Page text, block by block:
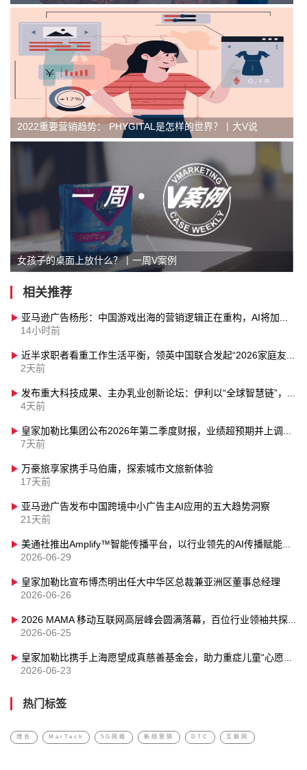
2022重要营销趋势： PHYGITAL是怎样的世界？丨大V说
女孩子的桌面上放什么？丨一周V案例
相关推荐
亚马逊广告杨彤：中国游戏出海的营销逻辑正在重构，AI将加速全流域营销升级
14小时前
近半求职者看重工作生活平衡，领英中国联合发起“2026家庭友好企业评选”
2天前
发布重大科技成果、主办乳业创新论坛：伊利以“全球智慧链”，助力“世界乳都”成为创新之巅
4天前
皇家加勒比集团公布2026年第二季度财报，业绩超预期并上调全年业绩指引
7天前
万豪旅享家携手马伯庸，探索城市文旅新体验
17天前
亚马逊广告发布中国跨境中小广告主AI应用的五大趋势洞察
21天前
美通社推出Amplify™智能传播平台，以行业领先的AI传播赋能力强势登陆亚太
2026-06-29
皇家加勒比宣布博杰明出任大中华区总裁兼亚洲区董事总经理
2026-06-26
2026 MAMA 移动互联网高层峰会圆满落幕，百位行业领袖共探 AI 落地时代的增长新范式
2026-06-25
皇家加勒比携手上海愿望成真慈善基金会，助力重症儿童“心愿启航”
2026-06-23
热门标签
增长 MarTech 5G网络 新线营销 DTC 互联网